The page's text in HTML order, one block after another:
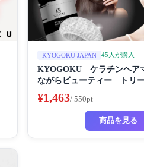
KYOGOKU JAPAN 45人が購入
KYOGOKU ケラチンヘア
ながらビューティー トリ
¥1,463/ 550pt
商品を見る